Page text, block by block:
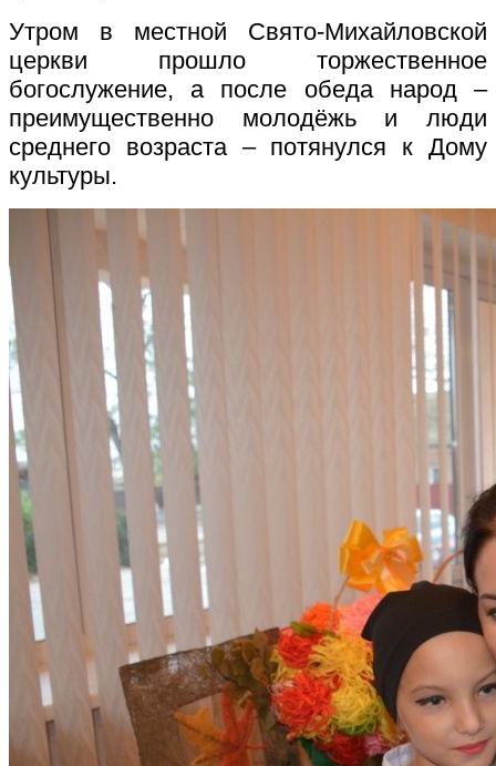
Утром в местной Свято-Михайловской
церкви прошло торжественное
богослужение, а после обеда народ –
преимущественно молодёжь и люди
среднего возраста – потянулся к Дому
культуры.